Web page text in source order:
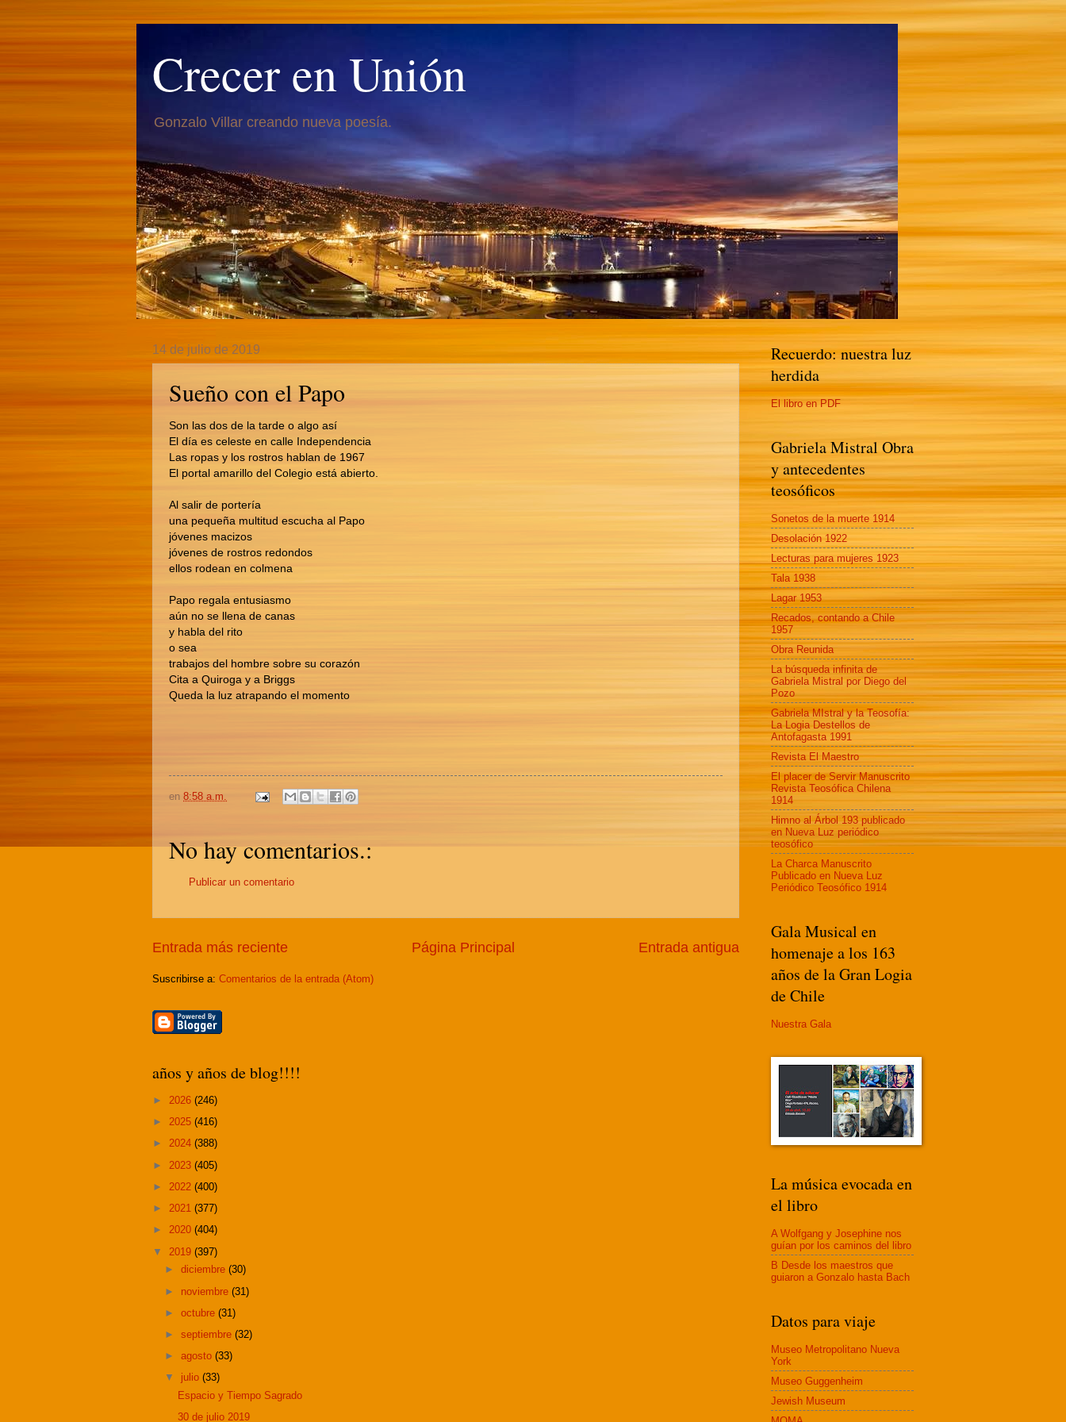
Crecer en Unión
Gonzalo Villar creando nueva poesía.
14 de julio de 2019
Sueño con el Papo
Son las dos de la tarde o algo así
El día es celeste en calle Independencia
Las ropas y los rostros hablan de 1967
El portal amarillo del Colegio está abierto.
Al salir de portería
una pequeña multitud escucha al Papo
jóvenes macizos
jóvenes de rostros redondos
ellos rodean en colmena
Papo regala entusiasmo
aún no se llena de canas
y habla del rito
o sea
trabajos del hombre sobre su corazón
Cita a Quiroga y a Briggs
Queda la luz atrapando el momento
en 8:58 a.m.
No hay comentarios.:
Publicar un comentario
Entrada más reciente Entrada antigua
Página Principal
Suscribirse a: Comentarios de la entrada (Atom)
años y años de blog!!!!
► 2026 (246)
► 2025 (416)
► 2024 (388)
► 2023 (405)
► 2022 (400)
► 2021 (377)
► 2020 (404)
▼ 2019 (397)
►diciembre(30)
► noviembre(31)
►octubre(31)
►septiembre(32)
►agosto(33)
▼ julio(33)
Espacio y Tiempo Sagrado
30 de julio 2019
Recuerdo: nuestra luz
herdida
El libro en PDF
Gabriela Mistral Obra
y antecedentes
teosóficos
Sonetos de la muerte 1914
Desolación 1922
Lecturas para mujeres 1923
Tala 1938
Lagar 1953
Recados, contando a Chile
1957
Obra Reunida
La búsqueda infinita de
Gabriela Mistral por Diego del
Pozo
Gabriela MIstral y la Teosofía:
La Logia Destellos de
Antofagasta 1991
Revista El Maestro
El placer de Servir Manuscrito
Revista Teosófica Chilena
1914
Himno al Árbol 193 publicado
en Nueva Luz periódico
teosófico
La Charca Manuscrito
Publicado en Nueva Luz
Periódico Teosófico 1914
Gala Musical en
homenaje a los 163
años de la Gran Logia
de Chile
Nuestra Gala
La música evocada en
el libro
A Wolfgang y Josephine nos
guían por los caminos del libro
B Desde los maestros que
guiaron a Gonzalo hasta Bach
Datos para viaje
Museo Metropolitano Nueva
York
Museo Guggenheim
Jewish Museum